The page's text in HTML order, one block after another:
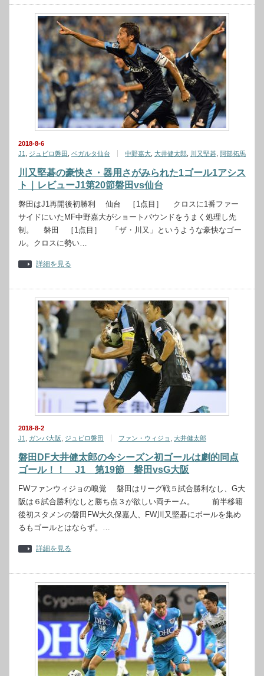
2018-8-6
J1
ジュビロ磐田 ベガルタ仙台 中野嘉大 大井健太郎 川又堅碁 阿部拓馬
川又堅碁の豪快さ・器用さがみられた1ゴール1アシス
ト｜レビューJ1第20節磐田vs仙台
磐田はJ1再開後初勝利 仙台 ［1点目］ クロスに1番ファー
サイドにいたMF中野嘉大がショートバウンドをうまく処理し先
制。 磐田 ［1点目］ 「ザ・川又」というような豪快なゴー
ル。クロスに勢い…
詳細を見る
2018-8-2
J1
ガンバ大阪 ジュビロ磐田 ファン・ウィジョ 大井健太郎
磐田DF大井健太郎の今シーズン初ゴールは劇的同点
ゴール！！ J1 第19節 磐田vsG大阪
FWファンウィジョの嗅覚 磐田はリーグ戦５試合勝利なし、G大
阪は６試合勝利なしと勝ち点３が欲しい両チーム。 前半移籍
後初スタメンの磐田FW大久保嘉人、FW川又堅碁にボールを集め
るもゴールとはならず。…
詳細を見る